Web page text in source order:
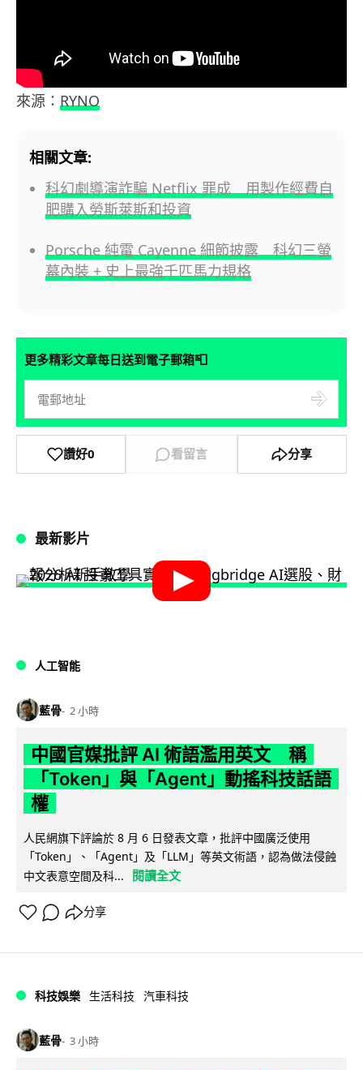
來源： RYNO
相關文章:
科幻劇導演詐騙 Netflix 罪成 用製作經費自
肥購入勞斯萊斯和投資
Porsche 純電 Cayenne 細節披露 科幻三螢
幕內裝 + 史上最強千匹馬力規格
更多精彩文章每日送到電子郵箱📮
讚好0 看留言 分享
最新影片
人工智能
藍骨 2 小時
中國官媒批評 AI 術語濫用英文 稱
「Token」與「Agent」動搖科技話語
權
人民網旗下評論於 8 月 6 日發表文章，批評中國廣泛使用
「Token」、「Agent」及「LLM」等英文術語，認為做法侵蝕
中文表意空間及科...
閱讀全文
分享
科技娛樂 生活科技 汽車科技
藍骨 3 小時